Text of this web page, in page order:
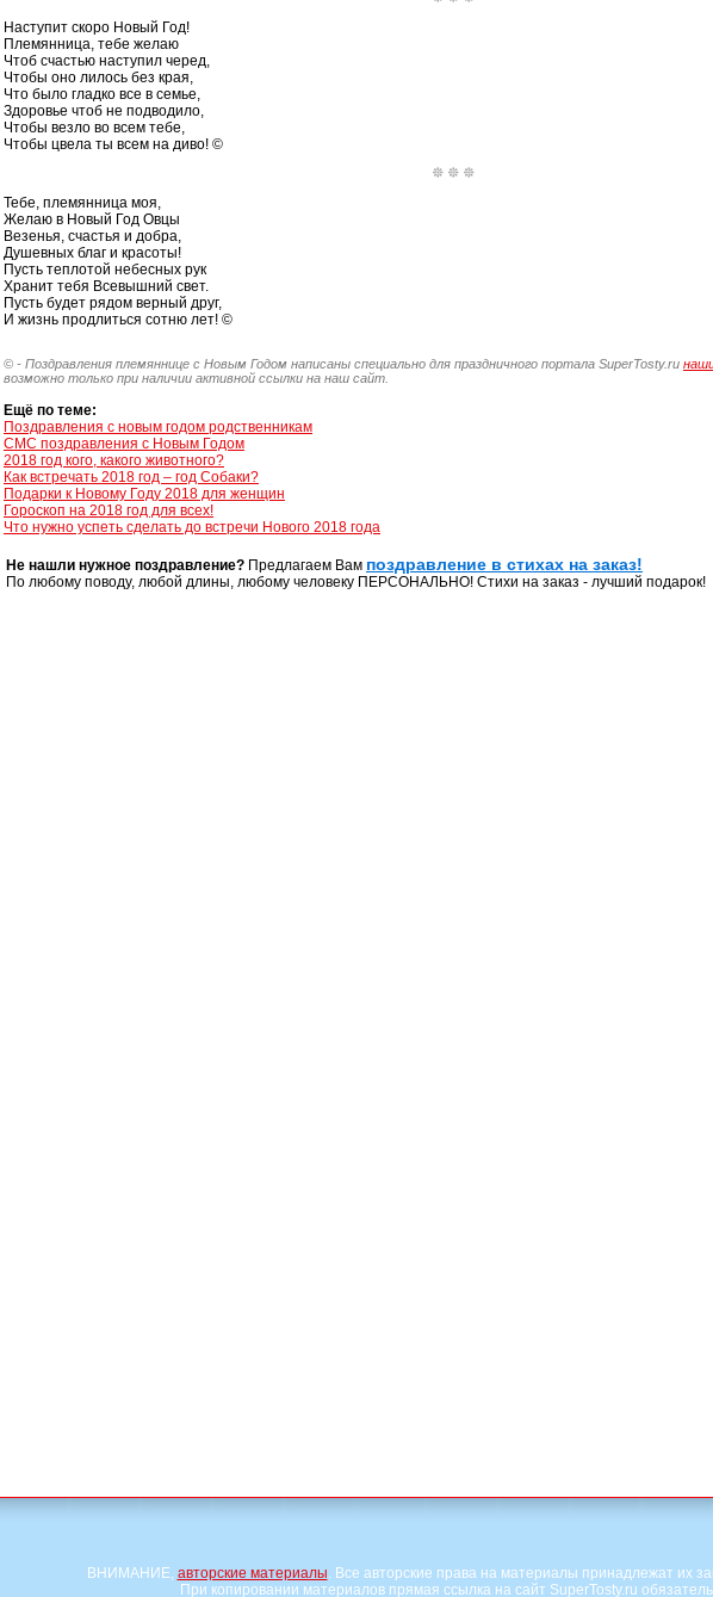
Наступит скоро Новый Год!
Племянница, тебе желаю
Чтоб счастью наступил черед,
Чтобы оно лилось без края,
Что было гладко все в семье,
Здоровье чтоб не подводило,
Чтобы везло во всем тебе,
Чтобы цвела ты всем на диво! ©
Тебе, племянница моя,
Желаю в Новый Год Овцы
Везенья, счастья и добра,
Душевных благ и красоты!
Пусть теплотой небесных рук
Хранит тебя Всевышний свет.
Пусть будет рядом верный друг,
И жизнь продлиться сотню лет! ©
© - Поздравления племяннице с Новым Годом написаны специально для праздничного портала SuperTosty.ru
возможно только при наличии активной ссылки на наш сайт.
Ещё по теме:
Поздравления с новым годом родственникам
СМС поздравления с Новым Годом
2018 год кого, какого животного?
Как встречать 2018 год – год Собаки?
Подарки к Новому Году 2018 для женщин
Гороскоп на 2018 год для всех!
Что нужно успеть сделать до встречи Нового 2018 года
Не нашли нужное поздравление? Предлагаем Вам поздравление в стихах на заказ!
По любому поводу, любой длины, любому человеку ПЕРСОНАЛЬНО! Стихи на заказ - лучший подарок!
ВНИМАНИЕ, авторские материалы. Все авторские права на материалы принадлежат их
При копировании материалов прямая ссылка на сайт SuperTosty.ru